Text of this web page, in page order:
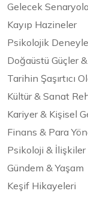
Gelecek
Kayıp Hazineler
Psikolojik
Doğaüstü Güçler
Tarihin Şaşırtıcı
Kültür & Sanat
Kariyer & Kişisel
Finans & Para
Psikoloji & İlişkiler
Gündem & Yaşam
Keşif Hikayeleri